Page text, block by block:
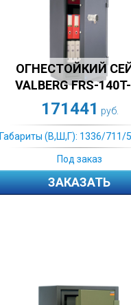
ОГНЕСТОЙКИЙ
VALBERG FRS-
171441 руб.
Габариты (В,Ш,Г): 1336/711/
Под заказ
ЗАКАЗАТЬ